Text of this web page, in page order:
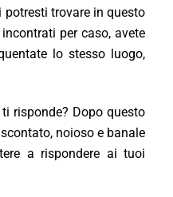
trovare in questo
per caso, avete
lo stesso luogo,
risponde? Dopo questo
noioso e banale
a rispondere ai tuoi